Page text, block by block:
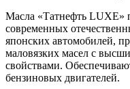
Масла «Татнефть LUXE»
современных
японских автомобилей,
маловязких масел с
свойствами.
бензиновых двигателей.